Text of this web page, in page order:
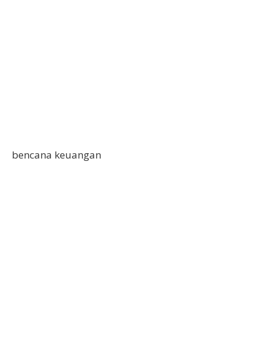
bencana keuangan